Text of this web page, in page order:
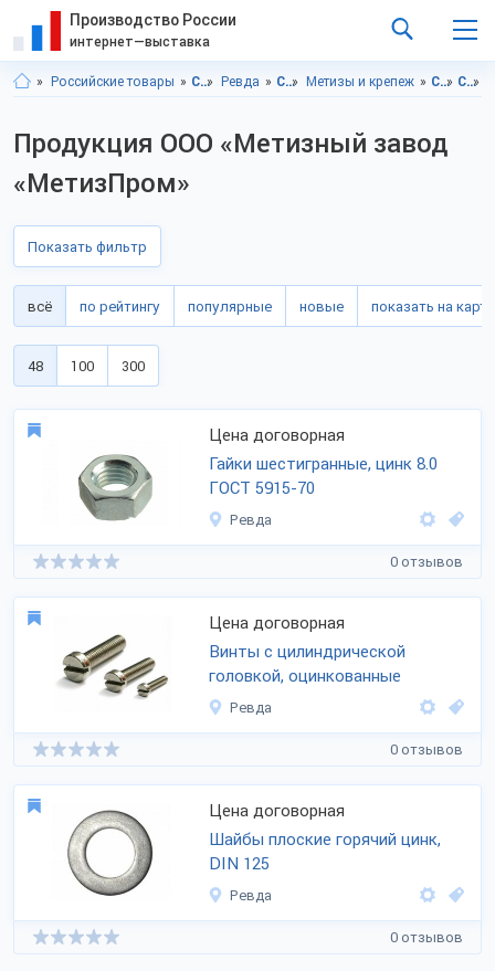
Производство России
интернет—выставка
Российские товары Свердловская область Ревда Строительство и ремонт Метизы и крепеж Строительство и ремонт, Свердловская область Строительство и ремонт, г.Ревда
Продукция ООО «Метизный завод
«МетизПром»
Показать фильтр
всё по рейтингу популярные новые показать на карте
48 100 300
Цена договорная
Гайки шестигранные, цинк 8.0
ГОСТ 5915-70
Ревда
0 отзывов
Цена договорная
Винты с цилиндрической
головкой, оцинкованные
Ревда
0 отзывов
Цена договорная
Шайбы плоские горячий цинк,
DIN 125
Ревда
0 отзывов